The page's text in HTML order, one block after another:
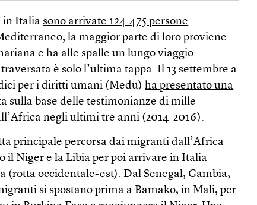
in Italia sono arrivate 124.475 persone
la maggior parte di loro proviene
e ha alle spalle un lungo viaggio
è solo l’ultima tappa. Il 13 settembre a
per i diritti umani (Medu)ha presentato una
sulla base delle testimonianze di mille
negli ultimi tre anni (2014-2016).
principale percorsa dai migranti dall’Africa
il Niger e la Libia per poi arrivare in Italia
(rotta occidentale-est). Dal Senegal, Gambia,
si spostano prima a Bamako, in Mali, per